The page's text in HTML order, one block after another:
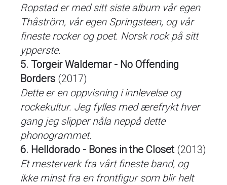
Ropstad er med sitt siste album vår egen
Thåström, vår egen Springsteen, og vår
fineste rocker og poet. Norsk rock på sitt
ypperste.
5. Torgeir Waldemar - No Offending
Borders (2017)
Dette er en oppvisning i innlevelse og
rockekultur. Jeg fylles med ærefrykt hver
gang jeg slipper nåla neppå dette
phonogrammet.
6. Helldorado - Bones in the Closet(2013)
Et mesterverk fra vårt fineste band, og
ikke minst fra en frontfigur som blir helt